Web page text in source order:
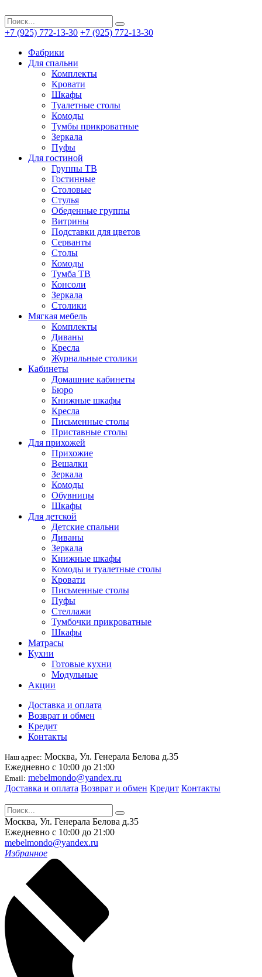
+7 (925) 772-13-30 +7 (925) 772-13-30
Фабрики
Для спальни
Комплекты
Кровати
Шкафы
Туалетные столы
Комоды
Тумбы прикроватные
Зеркала
Пуфы
Для гостиной
Группы ТВ
Гостинные
Столовые
Стулья
Обеденные группы
Витрины
Подставки для цветов
Серванты
Столы
Комоды
Тумба ТВ
Консоли
Зеркала
Столики
Мягкая мебель
Комплекты
Диваны
Кресла
Журнальные столики
Кабинеты
Домашние кабинеты
Бюро
Книжные шкафы
Кресла
Письменные столы
Приставные столы
Для прихожей
Прихожие
Вешалки
Зеркала
Комоды
Обувницы
Шкафы
Для детской
Детские спальни
Диваны
Зеркала
Книжные шкафы
Комоды и туалетные столы
Кровати
Письменные столы
Пуфы
Стеллажи
Тумбочки прикроватные
Шкафы
Матрасы
Кухни
Готовые кухни
Модульные
Акции
Доставка и оплата
Возврат и обмен
Кредит
Контакты
Наш адрес: Москва, Ул. Генерала Белова д.35
Ежедневно с 10:00 до 21:00
Email: mebelmondo@yandex.ru
Доставка и оплата Возврат и обмен Кредит Контакты
Москва, Ул. Генерала Белова д.35
Ежедневно с 10:00 до 21:00
mebelmondo@yandex.ru
Избранное